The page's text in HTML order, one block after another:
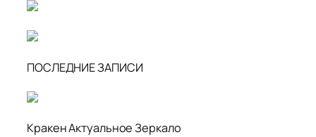
ПОСЛЕДНИЕ ЗАПИСИ
Кракен Актуальное Зеркало